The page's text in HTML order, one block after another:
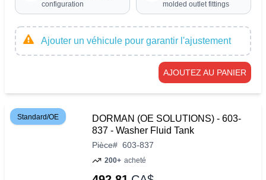
configuration
molded outlet fittings
Ajouter un véhicule pour garantir l'ajustement
AJOUTEZ AU PANIER
Standard/OE
DORMAN (OE SOLUTIONS) - 603-
837 - Washer Fluid Tank
Pièce# 603-837
200+ acheté